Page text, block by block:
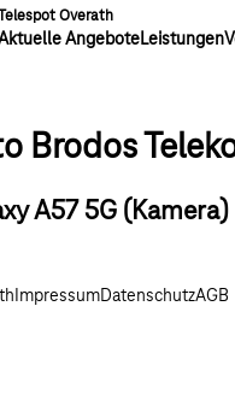
Overath
AngeboteLeistungen
Brodos
A57 5G (Kamera)
ImpressumDatenschutzAGB